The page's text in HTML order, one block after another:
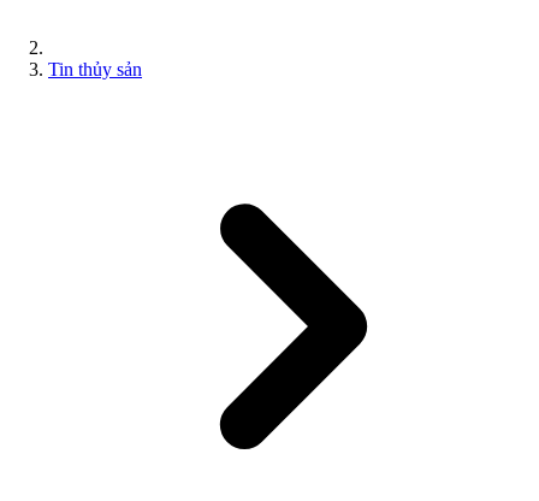
Tin thủy sản